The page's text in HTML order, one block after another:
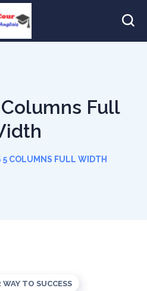
Full
5 COLUMNS FULL WIDTH
WAY TO SUCCESS